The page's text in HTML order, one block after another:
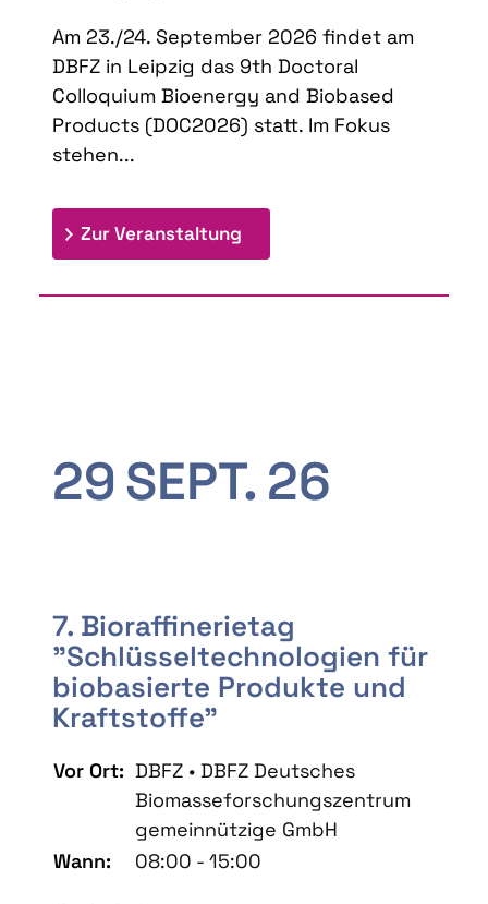
Am 23./24. September 2026 findet am
DBFZ in Leipzig das 9th Doctoral
Colloquium Bioenergy and Biobased
Products (DOC2026) statt. Im Fokus
stehen...
Zur Veranstaltung
29SEPT. 26
7. Bioraffinerietag
"Schlüsseltechnologien für
biobasierte Produkte und
Kraftstoffe"
Vor Ort: DBFZ • DBFZ Deutsches
Biomasseforschungszentrum
gemeinnützige GmbH
Wann:
08:00 - 15:00